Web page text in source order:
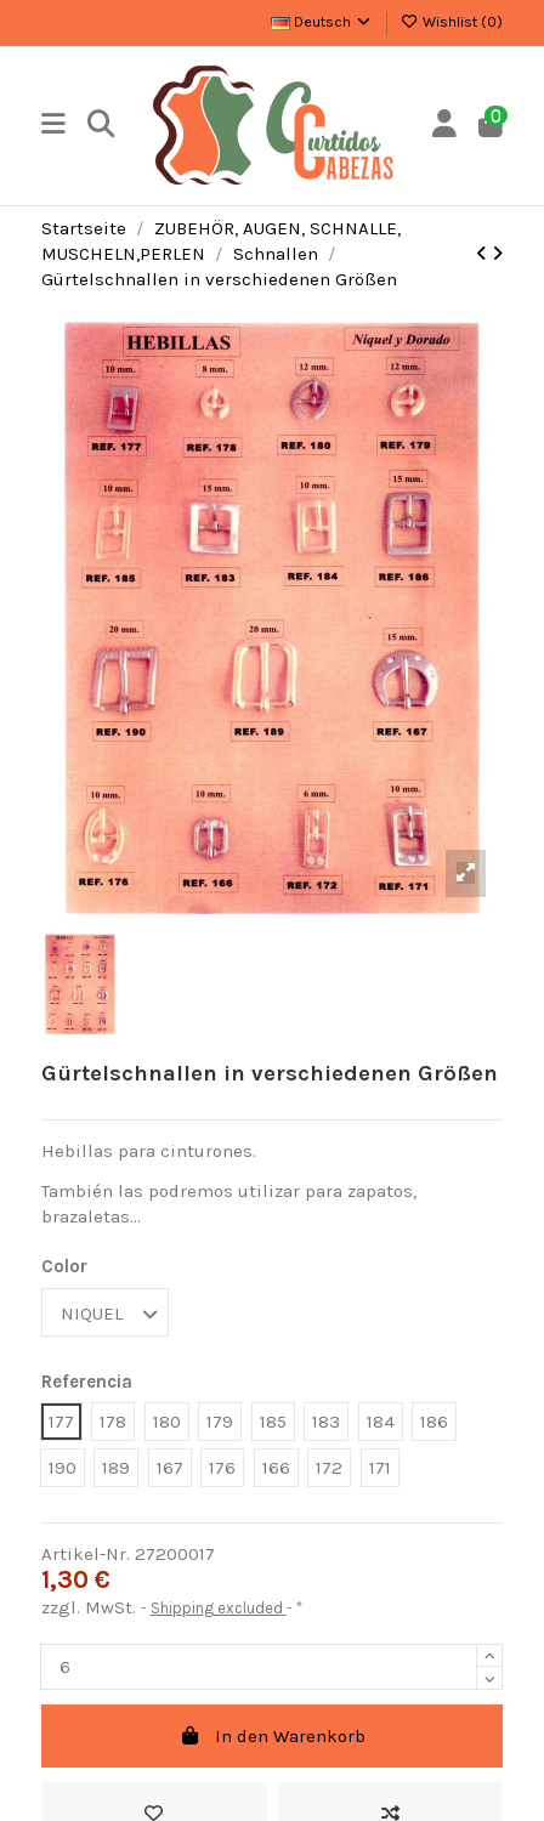
Deutsch Wishlist (0)
0
Startseite
ZUBEHÖR, AUGEN, SCHNALLE,
MUSCHELN,PERLEN
Schnallen
Gürtelschnallen in verschiedenen Größen
Gürtelschnallen in verschiedenen Größen
Hebillas para cinturones.
También las podremos utilizar para zapatos,
brazaletas...
Color
Referencia
177
178 180 179 185 183 184 186
190 189 167 176 166 172 171
Artikel-Nr. 27200017
1,30 €
zzgl. MwSt. Shipping excluded *
In den Warenkorb